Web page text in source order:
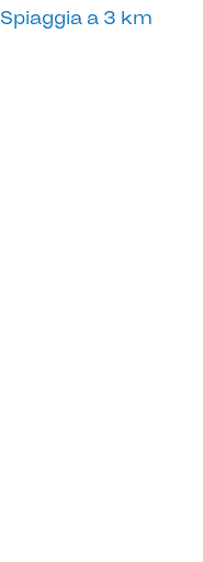
Spiaggia a 3 km